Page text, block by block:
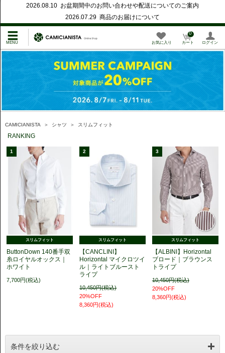
2026.08.10 お盆期間中のお問い合わせや配送についてのご案内
2026.07.29 商品のお届けについて
お気に入り カート
0
ログイン
CAMICIANISTA ＞ シャツ ＞ スリムフィット
RANKING
1
スリムフィット
ButtonDown 140番手双
糸ロイヤルオックス｜
ホワイト
7,700円(税込)
2
スリムフィット
【CANCLINI】
Horizontal マイクロツイ
ル｜ライトブルースト
ライプ
10,450円(税込)
20%OFF
8,360円(税込)
3
スリムフィット
【ALBINI】Horizontal
ブロード｜ブラウンス
トライプ
10,450円(税込)
20%OFF
8,360円(税込)
条件を絞り込む